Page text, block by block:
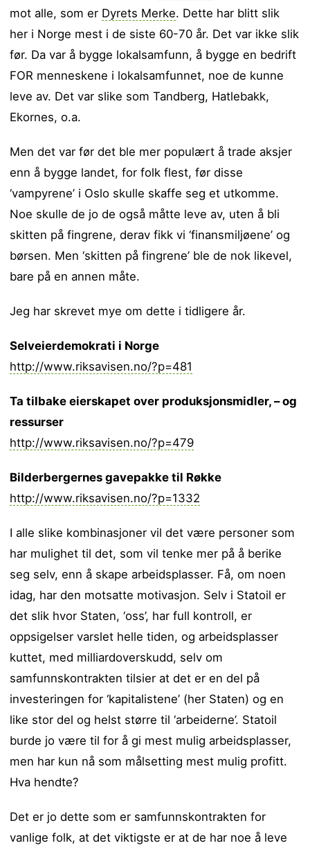
mot alle, som er Dyrets Merke. Dette har blitt slik
her i Norge mest i de siste 60-70 år. Det var ikke slik
før. Da var å bygge lokalsamfunn, å bygge en bedrift
FOR menneskene i lokalsamfunnet, noe de kunne
leve av. Det var slike som Tandberg, Hatlebakk,
Ekornes, o.a.
Men det var før det ble mer populært å trade aksjer
enn å bygge landet, for folk flest, før disse
‘vampyrene’ i Oslo skulle skaffe seg et utkomme.
Noe skulle de jo de også måtte leve av, uten å bli
skitten på fingrene, derav fikk vi ‘finansmiljøene’ og
børsen. Men ‘skitten på fingrene’ ble de nok likevel,
bare på en annen måte.
Jeg har skrevet mye om dette i tidligere år.
Selveierdemokrati i Norge
http://www.riksavisen.no/?p=481
Ta tilbake eierskapet over produksjonsmidler, – og
ressurser
http://www.riksavisen.no/?p=479
Bilderbergernes gavepakke til Røkke
http://www.riksavisen.no/?p=1332
I alle slike kombinasjoner vil det være personer som
har mulighet til det, som vil tenke mer på å berike
seg selv, enn å skape arbeidsplasser. Få, om noen
idag, har den motsatte motivasjon. Selv i Statoil er
det slik hvor Staten, ‘oss’, har full kontroll, er
oppsigelser varslet helle tiden, og arbeidsplasser
kuttet, med milliardoverskudd, selv om
samfunnskontrakten tilsier at det er en del på
investeringen for ‘kapitalistene’ (her Staten) og en
like stor del og helst større til ‘arbeiderne’. Statoil
burde jo være til for å gi mest mulig arbeidsplasser,
men har kun nå som målsetting mest mulig profitt.
Hva hendte?
Det er jo dette som er samfunnskontrakten for
vanlige folk, at det viktigste er at de har noe å leve